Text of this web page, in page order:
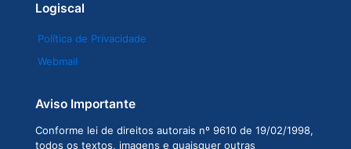
Logiscal
Política de Privacidade
Webmail
Aviso Importante
Conforme lei de direitos autorais nº 9610 de 19/02/1998,
todos os textos, imagens e quaisquer outras